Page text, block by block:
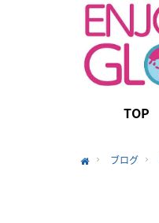
TOP
ブログ